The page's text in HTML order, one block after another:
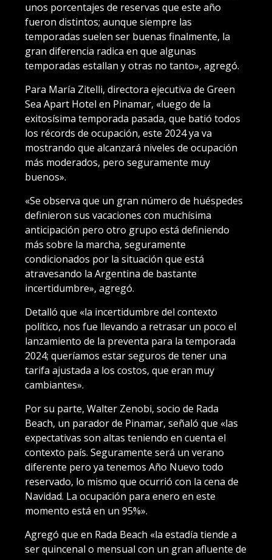
unos porcentajes de reservas que este año
fueron distintos; aunque siempre las
temporadas suelen ser buenas finalmente, la
gran diferencia radica en que algunas
temporadas estallan y otras no tanto», agregó.
Para María Zitelli, directora ejecutiva de Green
Sea Apart Hotel en Pinamar, «luego de la
exitosísima temporada pasada, que batió todos
los récords de ocupación, este 2024 ya va
mostrando que alcanzará niveles de ocupación
más moderados, pero seguramente muy
buenos».
«Se observa que un gran número de huéspedes
definieron sus vacaciones con muchísima
anticipación pero otro grupo está definiendo
más sobre la marcha, seguramente
condicionados por la situación que está
atravesando la Argentina de bastante
incertidumbre», agregó.
Detalló que «la incertidumbre del contexto
político, nos fue llevando a retrasar un poco el
lanzamiento de la preventa para la temporada
2024; queríamos estar seguros de tener una
tarifa ajustada a los costos, que eran muy
cambiantes».
Por su parte, Walter Zenobi, socio de Rada
Beach, un parador de Pinamar, señaló que «las
expectativas son altas teniendo en cuenta el
contexto país. Seguramente será un verano
diferente pero ya tenemos Año Nuevo todo
reservado, lo mismo que ocurrió con la cena de
Navidad. La ocupación para enero en este
momento está en un 95%».
Agregó que en Rada Beach «la estadía tiende a
ser quincenal o mensual con un gran afluente de